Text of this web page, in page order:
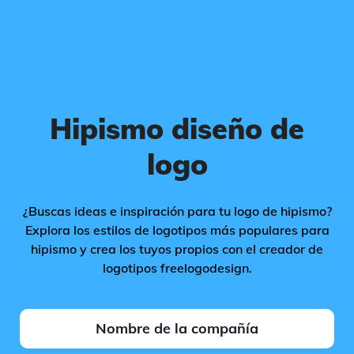
Hipismo diseño de
logo
¿Buscas ideas e inspiración para tu logo de hipismo?
Explora los estilos de logotipos más populares para
hipismo y crea los tuyos propios con el creador de
logotipos freelogodesign.